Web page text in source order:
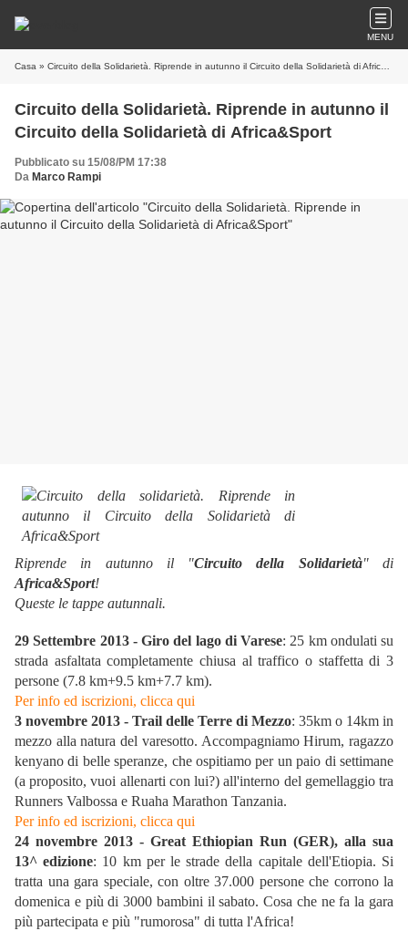
MENU
Casa » Circuito della Solidarietà. Riprende in autunno il Circuito della Solidarietà di Africa&Sport
Circuito della Solidarietà. Riprende in autunno il
Circuito della Solidarietà di Africa&Sport
Pubblicato su 15/08/PM 17:38
Da Marco Rampi
Riprende in autunno il "Circuito della Solidarietà" di
Africa&Sport!
Queste le tappe autunnali.
29 Settembre 2013 - Giro del lago di Varese: 25 km ondulati su
strada asfaltata completamente chiusa al traffico o staffetta di 3
persone (7.8 km+9.5 km+7.7 km).
Per info ed iscrizioni, clicca qui
3 novembre 2013 - Trail delle Terre di Mezzo: 35km o 14km in
mezzo alla natura del varesotto. Accompagniamo Hirum, ragazzo
kenyano di belle speranze, che ospitiamo per un paio di settimane
(a proposito, vuoi allenarti con lui?) all'interno del gemellaggio tra
Runners Valbossa e Ruaha Marathon Tanzania.
Per info ed iscrizioni, clicca qui
24 novembre 2013 - Great Ethiopian Run (GER), alla sua
13^ edizione: 10 km per le strade della capitale dell'Etiopia. Si
tratta una gara speciale, con oltre 37.000 persone che corrono la
domenica e più di 3000 bambini il sabato. Cosa che ne fa la gara
più partecipata e più "rumorosa" di tutta l'Africa!